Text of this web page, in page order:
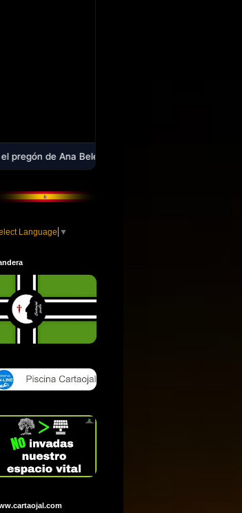
que abrió la Feria de Cartaojal 2026 -
Language ▼